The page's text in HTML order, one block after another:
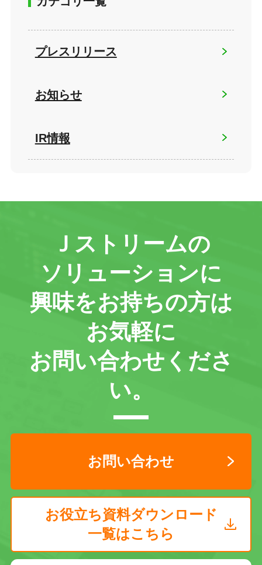
プレスリリース
お知らせ
IR情報
Ｊストリームの
ソリューションに
興味をお持ちの方は
お気軽に
お問い合わせくださ
い。
お問い合わせ
お役立ち資料ダウンロード
一覧はこちら